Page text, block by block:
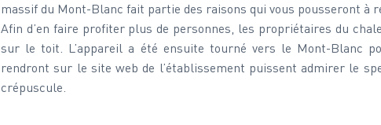
massif du Mont-Blanc fait partie des raisons qui vous pousseront à
Afin d’en faire profiter plus de personnes, les propriétaires du
sur le toit. L’appareil a été ensuite tourné vers le Mont-Blanc
rendront sur le site web de l’établissement puissent admirer le
crépuscule.